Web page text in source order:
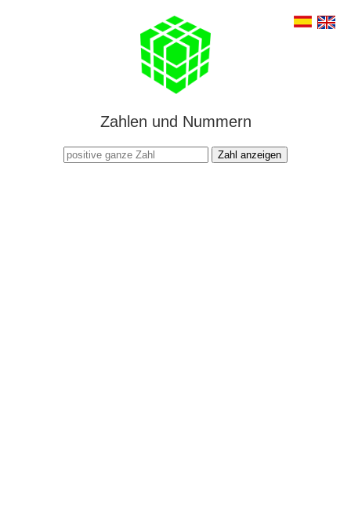
Zahlen und Nummern
Zahl anzeigen